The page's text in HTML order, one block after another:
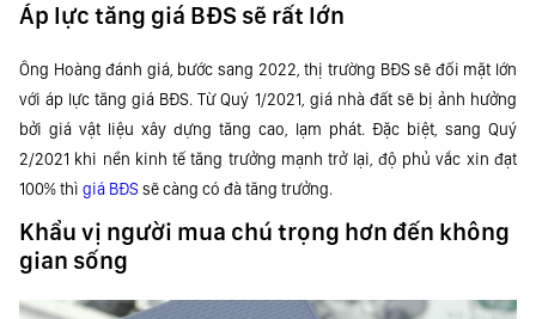
Áp lực tăng giá BĐS sẽ rất lớn
Ông Hoàng đánh giá, bước sang 2022, thị trường BĐS sẽ đối mặt lớn
với áp lực tăng giá BĐS. Từ Quý 1/2021, giá nhà đất sẽ bị ảnh hưởng
bởi giá vật liệu xây dựng tăng cao, lạm phát. Đặc biệt, sang Quý
2/2021 khi nền kinh tế tăng trưởng mạnh trở lại, độ phủ vắc xin đạt
100% thì giá BĐS sẽ càng có đà tăng trưởng.
Khẩu vị người mua chú trọng hơn đến không
gian sống